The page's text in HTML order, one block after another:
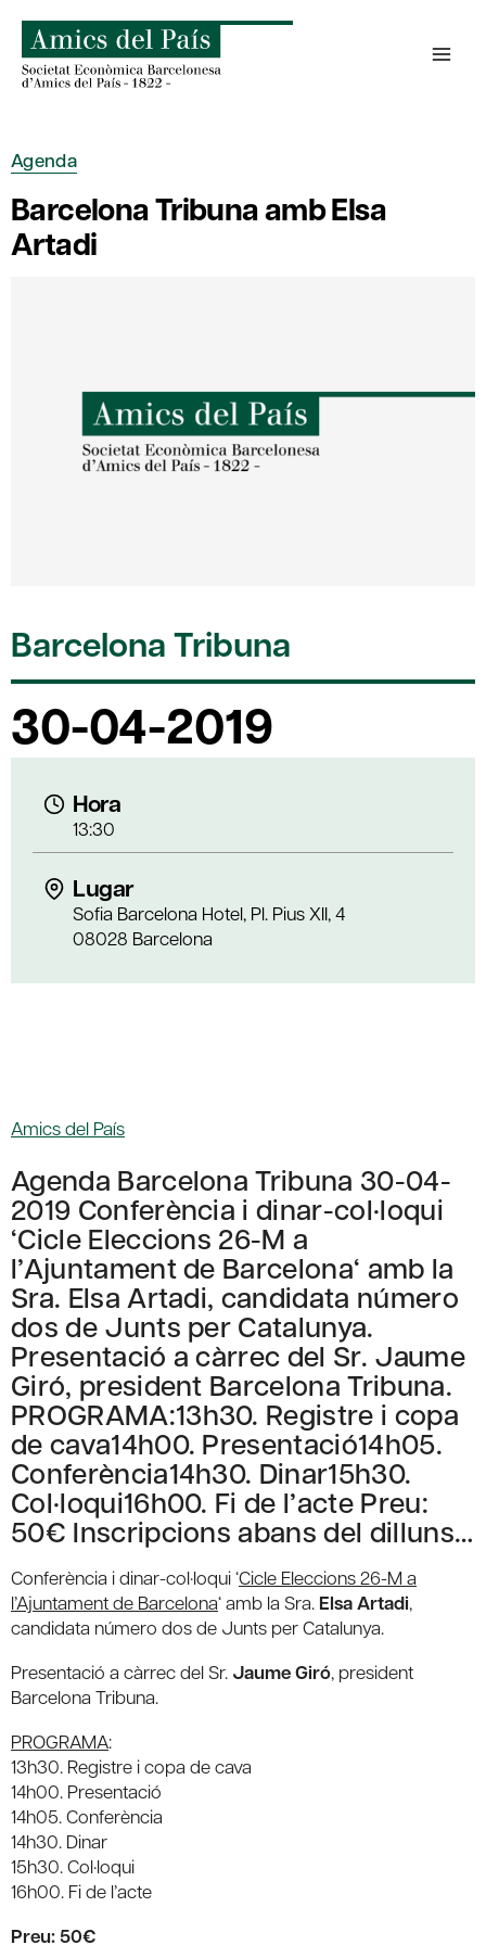
content
Agenda
Barcelona Tribuna amb Elsa
Artadi
Barcelona Tribuna
30-04-2019
Hora
13:30
Lugar
Sofia Barcelona Hotel, Pl. Pius XII, 4
08028 Barcelona
Amics del País
Agenda Barcelona Tribuna 30-04-
2019 Conferència i dinar-col·loqui
‘Cicle Eleccions 26-M a
l’Ajuntament de Barcelona‘ amb la
Sra. Elsa Artadi, candidata número
dos de Junts per Catalunya.
Presentació a càrrec del Sr. Jaume
Giró, president Barcelona Tribuna.
PROGRAMA:13h30. Registre i copa
de cava14h00. Presentació14h05.
Conferència14h30. Dinar15h30.
Col·loqui16h00. Fi de l’acte Preu:
50€ Inscripcions abans del dilluns…
Conferència i dinar-col·loqui ‘Cicle Eleccions 26-M a
l’Ajuntament de Barcelona‘ amb la Sra. Elsa Artadi,
candidata número dos de Junts per Catalunya.
Presentació a càrrec del Sr. Jaume Giró, president
Barcelona Tribuna.
PROGRAMA:
13h30. Registre i copa de cava
14h00. Presentació
14h05. Conferència
14h30. Dinar
15h30. Col·loqui
16h00. Fi de l’acte
Preu: 50€